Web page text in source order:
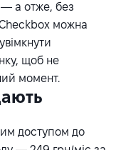
а отже, без
можна
щоб не
момент.
доступом до